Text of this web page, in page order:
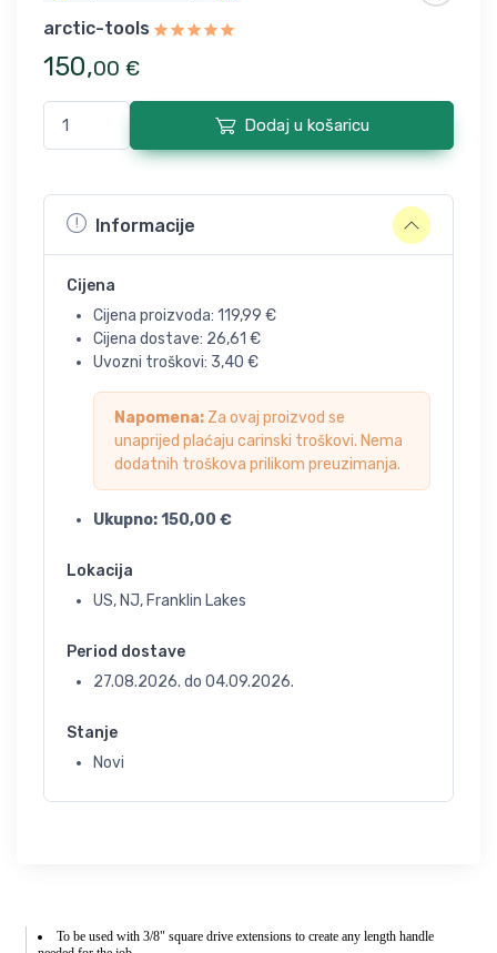
arctic-tools
150,00 €
Dodaj u košaricu
Informacije
Cijena
Cijena proizvoda: 119,99 €
Cijena dostave: 26,61 €
Uvozni troškovi: 3,40 €
Napomena: Za ovaj proizvod se
unaprijed plaćaju carinski troškovi. Nema
dodatnih troškova prilikom preuzimanja.
Ukupno:150,00 €
Lokacija
US, NJ, Franklin Lakes
Period dostave
27.08.2026. do 04.09.2026.
Stanje
Novi